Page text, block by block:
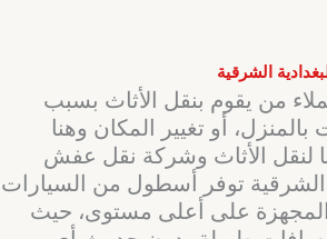
الشرقية
من يقوم بنقل الأثاث بسبب
أو تغيير المكان وهنا
لنقل الأثاث وشركة نقل عفش
الشرقية توفر أسطول من السيارات
على أعلى مستوى، حيث